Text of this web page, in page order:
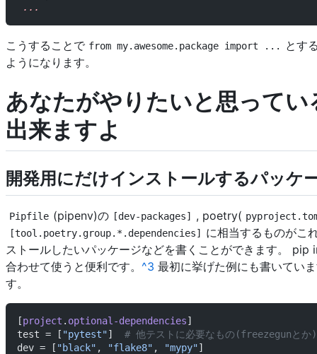
...
こうすることで from my.awesome.package import ...
とす
ようになります。
あなたがやりたいと思ってい
出来ますよ
開発用にだけインストールするパッケ
Pipfile (pipenv)の [dev-packages] , poetry(
[tool.poetry.group.*.dependencies] に相当するものがこ
ストールしたいパッケージなどを書くことができます。 pip
合わせて使うと便利です。 ^3 最初に挙げた例にも書いてい
す。
[project . optional-dependencies]
test = [ "pytest"] # 他テストに必要なもの(freezegunとか
dev = [ "black" , "flake8" , "mypy"]